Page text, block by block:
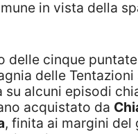
in vista della
delle cinque
delle Tentazioni
su alcuni episodi
acquistato da
, finita ai margini del